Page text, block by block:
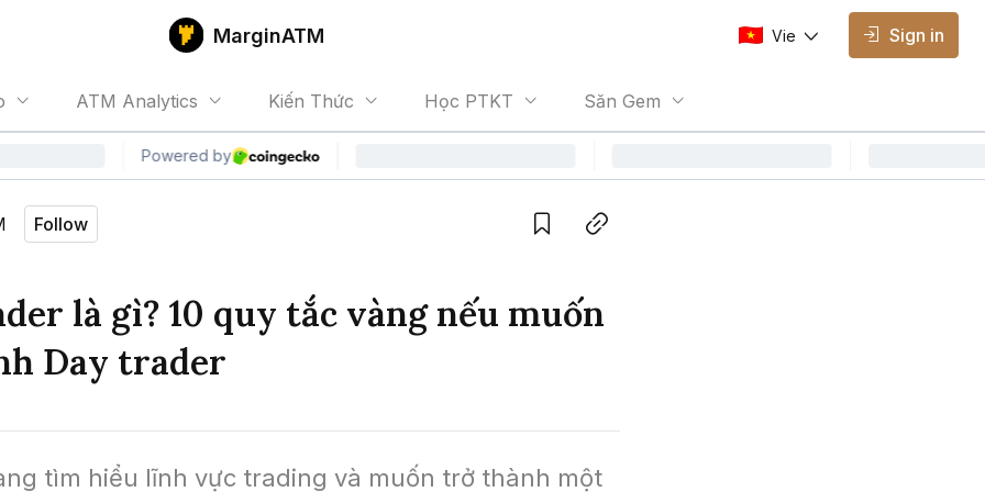
MarginATM
ATM Analytics Kiến Thức Học PTKT Săn Gem
Vie
Vietnamese
Sign in
Follow
là gì? 10 quy tắc vàng nếu muốn
Day trader
tìm hiểu lĩnh vực trading và muốn trở thành một